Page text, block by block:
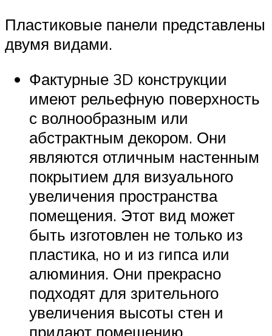
Пластиковые панели представлены
двумя видами.
Фактурные 3D конструкции
имеют рельефную поверхность
с волнообразным или
абстрактным декором. Они
являются отличным настенным
покрытием для визуального
увеличения пространства
помещения. Этот вид может
быть изготовлен не только из
пластика, но и из гипса или
алюминия. Они прекрасно
подходят для зрительного
увеличения высоты стен и
придают помещению